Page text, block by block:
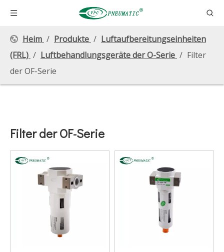
Heim / Produkte / Luftaufbereitungseinheiten
(FRL) / Luftbehandlungsgeräte der O-Serie / Filter
der OF-Serie
Filter der OF-Serie